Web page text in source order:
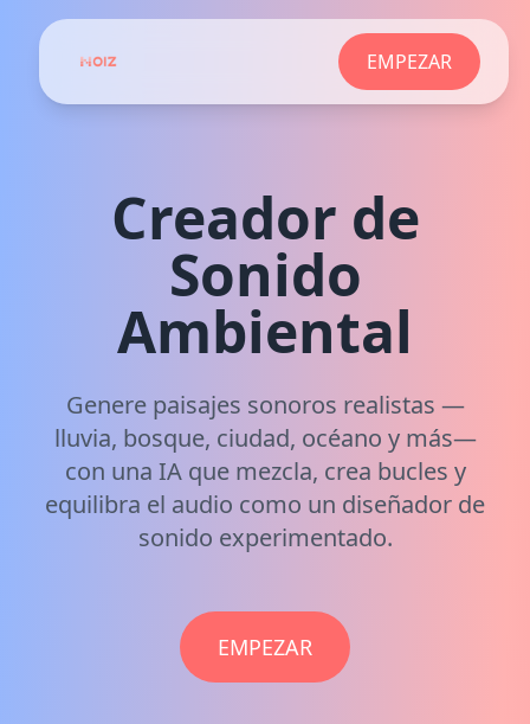
EMPEZAR
Creador de
Sonido
Ambiental
Genere paisajes sonoros realistas —
lluvia, bosque, ciudad, océano y más—
con una IA que mezcla, crea bucles y
equilibra el audio como un diseñador de
sonido experimentado.
EMPEZAR